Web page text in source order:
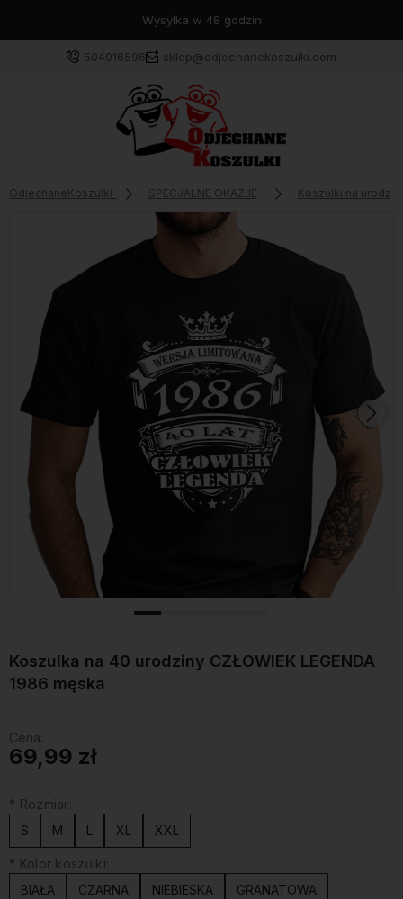
Wysyłka w 48 godzin
504016596 sklep@odjechanekoszulki.com
OdjechaneKoszulki SPECJALNE OKAZJE Koszulki na
Koszulka na 40 urodziny CZŁOWIEK LEGENDA
1986 męska
Cena:
69,99 zł
* Rozmiar:
S
M L XL XXL
* Kolor koszulki:
BIAŁA
CZARNA NIEBIESKA GRANATOWA